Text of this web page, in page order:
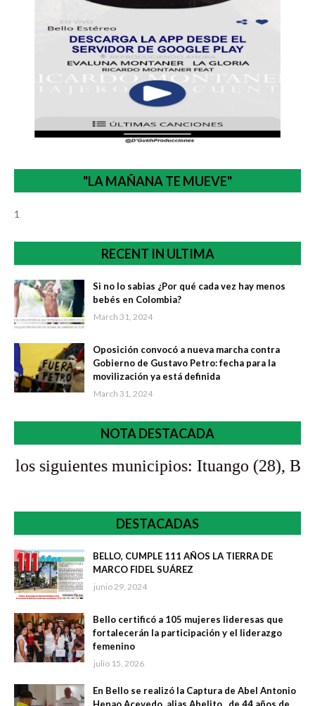
"LA MAÑANA TE MUEVE"
1
RECENT IN ULTIMA
Si no lo sabias ¿Por qué cada vez hay menos
bebés en Colombia?
March 31, 2024
Oposición convocó a nueva marcha contra
Gobierno de Gustavo Petro: fecha para la
movilización ya está definida
March 31, 2024
NOTA DESTACADA
municipios: Ituango (28), Bello (4),
DESTACADAS
BELLO, CUMPLE 111 AÑOS LA TIERRA DE
MARCO FIDEL SUÁREZ
junio 29, 2024
Bello certificó a 105 mujeres lideresas que
fortalecerán la participación y el liderazgo
femenino
julio 15, 2026
En Bello se realizó la Captura de Abel Antonio